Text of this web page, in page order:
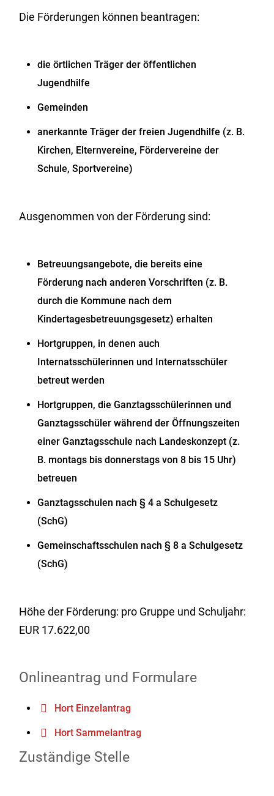
Die Förderungen können beantragen:
die örtlichen Träger der öffentlichen
Jugendhilfe
Gemeinden
anerkannte Träger der freien Jugendhilfe (z. B.
Kirchen, Elternvereine, Fördervereine der
Schule, Sportvereine)
Ausgenommen von der Förderung sind:
Betreuungsangebote, die bereits eine
Förderung nach anderen Vorschriften (z. B.
durch die Kommune nach dem
Kindertagesbetreuungsgesetz) erhalten
Hortgruppen, in denen auch
Internatsschülerinnen und Internatsschüler
betreut werden
Hortgruppen, die Ganztagsschülerinnen und
Ganztagsschüler während der Öffnungszeiten
einer Ganztagsschule nach Landeskonzept (z.
B. montags bis donnerstags von 8 bis 15 Uhr)
betreuen
Ganztagsschulen nach § 4 a Schulgesetz
(SchG)
Gemeinschaftsschulen nach § 8 a Schulgesetz
(SchG)
Höhe der Förderung: pro Gruppe und Schuljahr:
EUR 17.622,00
Onlineantrag und Formulare
Hort Einzelantrag
Hort Sammelantrag
Zuständige Stelle